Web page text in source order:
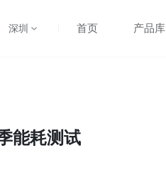
深圳 首页 产品库
能耗测试